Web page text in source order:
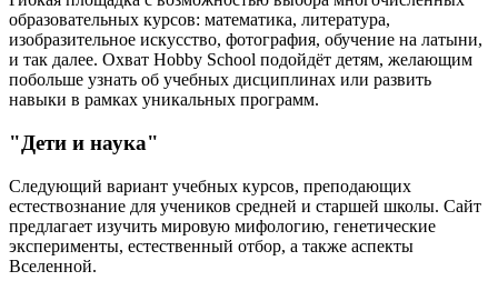
образовательных курсов: математика, литература,
изобразительное искусство, фотография, обучение на латыни,
и так далее. Охват Hobby School подойдёт детям, желающим
побольше узнать об учебных дисциплинах или развить
навыки в рамках уникальных программ.
"Дети и наука"
Следующий вариант учебных курсов, преподающих
естествознание для учеников средней и старшей школы. Сайт
предлагает изучить мировую мифологию, генетические
эксперименты, естественный отбор, а также аспекты
Вселенной.